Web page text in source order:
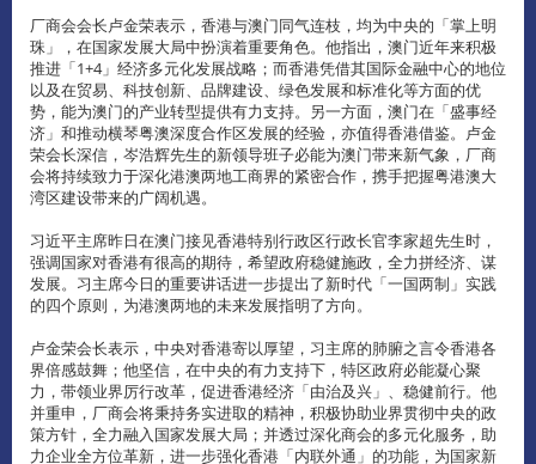
厂商会会长卢金荣表示，香港与澳门同气连枝，均为中央的「掌上明
珠」，在国家发展大局中扮演着重要角色。他指出，澳门近年来积极
推进「1+4」经济多元化发展战略；而香港凭借其国际金融中心的地位
以及在贸易、科技创新、品牌建设、绿色发展和标准化等方面的优
势，能为澳门的产业转型提供有力支持。另一方面，澳门在「盛事经
济」和推动横琴粤澳深度合作区发展的经验，亦值得香港借鉴。卢金
荣会长深信，岑浩辉先生的新领导班子必能为澳门带来新气象，厂商
会将持续致力于深化港澳两地工商界的紧密合作，携手把握粤港澳大
湾区建设带来的广阔机遇。
习近平主席昨日在澳门接见香港特别行政区行政长官李家超先生时，
强调国家对香港有很高的期待，希望政府稳健施政，全力拼经济、谋
发展。习主席今日的重要讲话进一步提出了新时代「一国两制」实践
的四个原则，为港澳两地的未来发展指明了方向。
卢金荣会长表示，中央对香港寄以厚望，习主席的肺腑之言令香港各
界倍感鼓舞；他坚信，在中央的有力支持下，特区政府必能凝心聚
力，带领业界厉行改革，促进香港经济「由治及兴」、稳健前行。他
并重申，厂商会将秉持务实进取的精神，积极协助业界贯彻中央的政
策方针，全力融入国家发展大局；并透过深化商会的多元化服务，助
力企业全方位革新，进一步强化香港「内联外通」的功能，为国家新